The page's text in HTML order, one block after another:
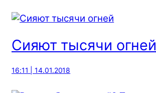
Сияют тысячи огней
16:11 | 14.01.2018